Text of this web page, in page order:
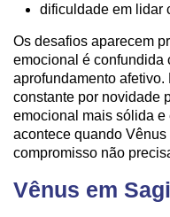
dificuldade em lidar
Os desafios aparecem
emocional é confundida
aprofundamento
constante por novidade
emocional mais sólida
acontece quando
compromisso não
Vênus em